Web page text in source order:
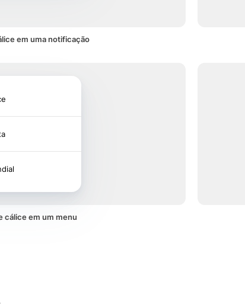
em uma notificação
cálice em um menu